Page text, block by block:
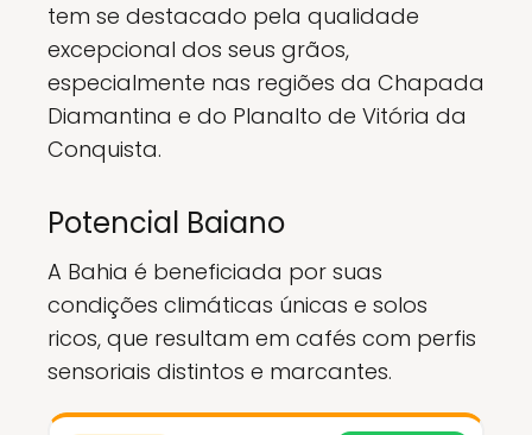
tem se destacado pela qualidade
excepcional dos seus grãos,
especialmente nas regiões da Chapada
Diamantina e do Planalto de Vitória da
Conquista.
Potencial Baiano
A Bahia é beneficiada por suas
condições climáticas únicas e solos
ricos, que resultam em cafés com perfis
sensoriais distintos e marcantes.